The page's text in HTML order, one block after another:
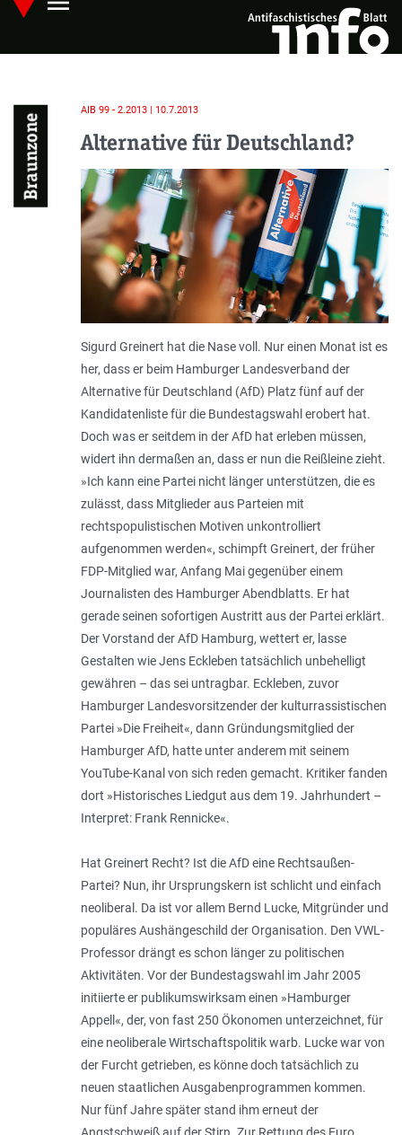
Skip
main
Hauptmenü öffnen
Braunzone
AIB 99 - 2.2013 | 10.7.2013
Alternative für Deutschland?
Sigurd Greinert hat die Nase voll. Nur einen Monat ist es
her, dass er beim Hamburger Landesverband der
Alternative für Deutschland (AfD) Platz fünf auf der
Kandidatenliste für die Bundestagswahl erobert hat.
Doch was er seitdem in der AfD hat erleben müssen,
widert ihn dermaßen an, dass er nun die Reißleine zieht.
»Ich kann eine Partei nicht länger unterstützen, die es
zulässt, dass Mitglieder aus Parteien mit
rechtspopulistischen Motiven unkontrolliert
aufgenommen werden«, schimpft Greinert, der frü­her
FDP-Mitglied war, Anfang Mai gegenüber einem
Journalisten des Hamburger Abendblatts. Er hat
gerade seinen sofortigen Austritt aus der Partei erklärt.
Der Vorstand der AfD Hamburg, wettert er, lasse
Gestalten wie Jens Eckleben tatsächlich unbehelligt
gewähren ­– das sei untragbar. Eckleben, zuvor
Hamburger Landes­vorsitzender der kulturrassistischen
Partei »Die Freiheit«, dann Gründungsmitglied der
Hamburger AfD, hatte unter anderem mit seinem
YouTube-Kanal von sich reden ge­macht. Kritiker fanden
dort »Histo­risches Liedgut aus dem 19. Jahrhundert –
Interpret: Frank Rennicke«.
Hat Greinert Recht? Ist die AfD eine Rechtsaußen-
Partei? Nun, ihr Ursprungskern ist schlicht und einfach
neoliberal. Da ist vor allem Bernd Lucke, Mitgründer und
populäres Aus­hängeschild der Organisation. Den VWL-
Professor drängt es schon länger zu politischen
Aktivitäten. Vor der Bun­destagswahl im Jahr 2005
initiierte er publikumswirksam einen »Hamburger
Appell«, der, von fast 250 Ökonomen unterzeichnet, für
eine neo­liberale Wirtschaftspolitik warb. Lucke war von
der Furcht getrieben, es könne doch tatsächlich zu
neuen staatlichen Ausgabenprogrammen kom­men.
Nur fünf Jahre später stand ihm erneut der
Angstschweiß auf der Stirn. Zur Rettung des Euro,